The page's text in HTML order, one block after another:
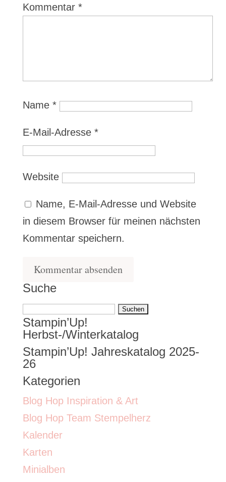
Kommentar *
Name *
E-Mail-Adresse *
Website
Name, E-Mail-Adresse und Website
in diesem Browser für meinen nächsten
Kommentar speichern.
Suche
Suchen
nach:
Stampin’Up!
Herbst-/Winterkatalog
Stampin’Up! Jahreskatalog 2025-
26
Kategorien
Blog Hop Inspiration & Art
Blog Hop Team Stempelherz
Kalender
Karten
Minialben